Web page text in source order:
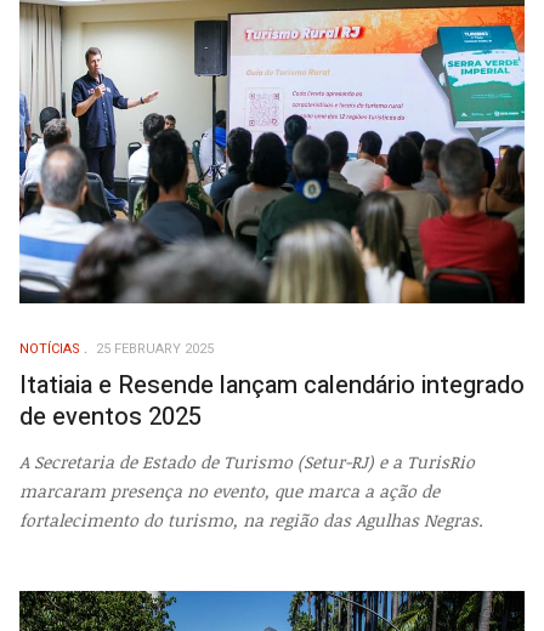
NOTÍCIAS 25 FEBRUARY 2025
Itatiaia e Resende lançam calendário integrado
de eventos 2025
A Secretaria de Estado de Turismo (Setur-RJ) e a TurisRio
marcaram presença no evento, que marca a ação de
fortalecimento do turismo, na região das Agulhas Negras.